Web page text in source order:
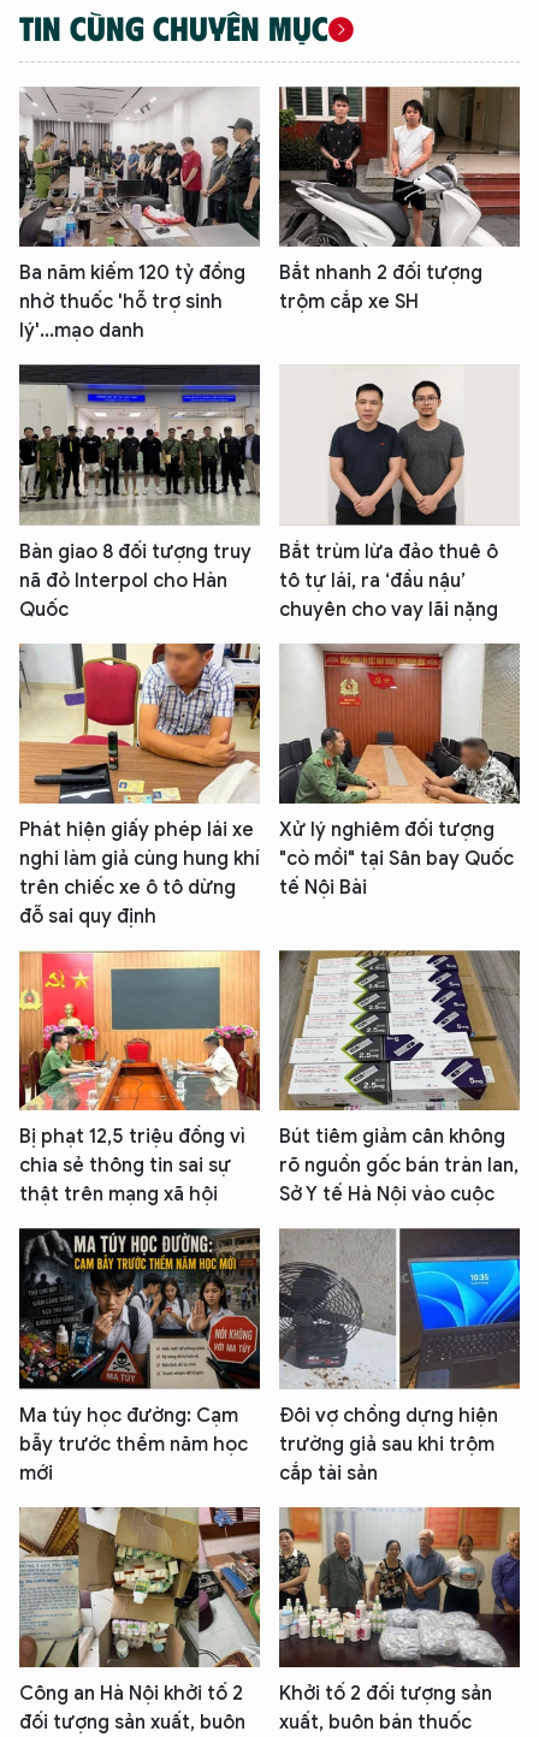
TIN CÙNG CHUYÊN MỤC
Ba năm kiếm 120 tỷ đồng
nhờ thuốc 'hỗ trợ sinh
lý'...mạo danh
Bắt nhanh 2 đối tượng
trộm cắp xe SH
Bàn giao 8 đối tượng truy
nã đỏ Interpol cho Hàn
Quốc
Bắt trùm lừa đảo thuê ô
tô tự lái, ra ‘đầu nậu’
chuyên cho vay lãi nặng
Phát hiện giấy phép lái xe
nghi làm giả cùng hung khí
trên chiếc xe ô tô dừng
đỗ sai quy định
Xử lý nghiêm đối tượng
"cò mồi" tại Sân bay Quốc
tế Nội Bài
Bị phạt 12,5 triệu đồng vì
chia sẻ thông tin sai sự
thật trên mạng xã hội
Bút tiêm giảm cân không
rõ nguồn gốc bán tràn lan,
Sở Y tế Hà Nội vào cuộc
Ma túy học đường: Cạm
bẫy trước thềm năm học
mới
Đôi vợ chồng dựng hiện
trường giả sau khi trộm
cắp tài sản
Công an Hà Nội khởi tố 2
đối tượng sản xuất, buôn
Khởi tố 2 đối tượng sản
xuất, buôn bán thuốc